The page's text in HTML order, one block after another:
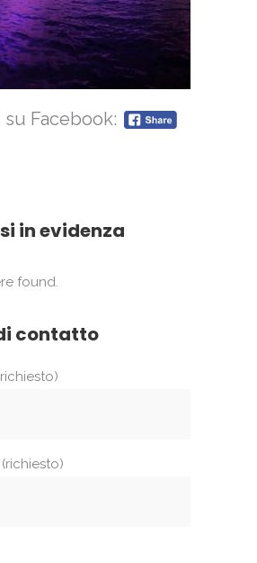
Facebook:
in evidenza
found.
contatto